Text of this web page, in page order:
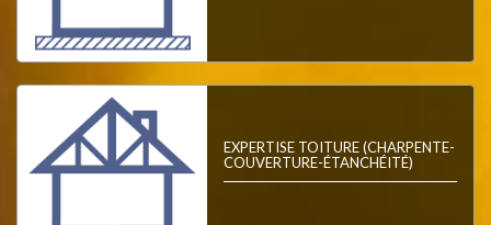
EXPERTISE TOITURE (CHARPENTE-
COUVERTURE-ÉTANCHÉITÉ)